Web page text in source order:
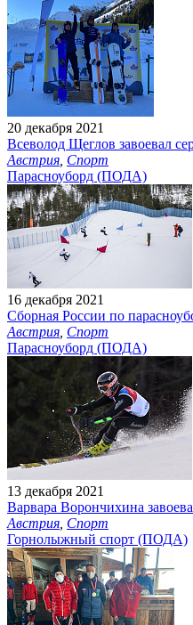
20 декабря 2021
Всеволод Щеглов завоевал
Австрия Спорт
Парасноуборд (ПОДА)
16 декабря 2021
Сборная России по
Австрия Спорт
Парасноуборд (ПОДА)
13 декабря 2021
Варвара Ворончихина
Австрия Спорт
Горнолыжный спорт (ПОДА)